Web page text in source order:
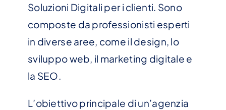
Soluzioni Digitali per i clienti. Sono
composte da professionisti esperti
in diverse aree, come il design, lo
sviluppo web, il marketing digitale e
la SEO.
L’obiettivo principale di un’agenzia